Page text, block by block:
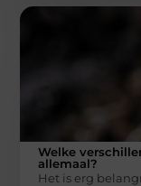
Welke
allemaal?
Het is erg